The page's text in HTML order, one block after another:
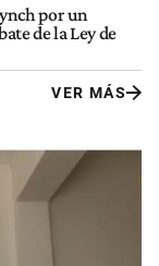
por un
de la Ley de
VER MÁS